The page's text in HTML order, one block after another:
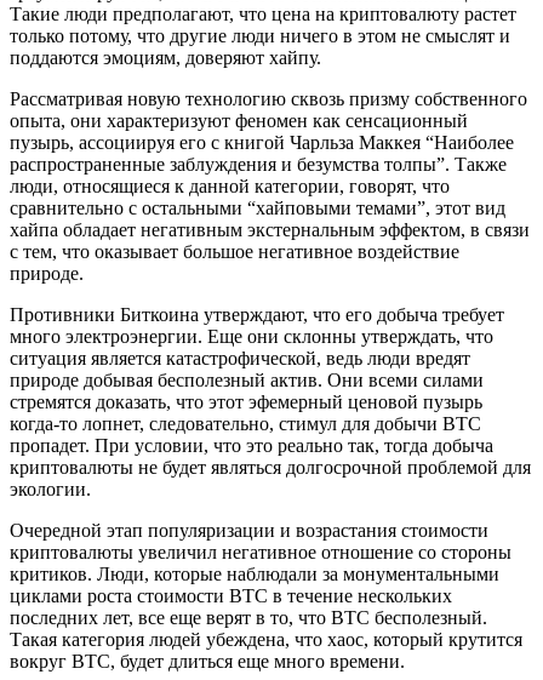
Такие люди предполагают, что цена на криптовалюту растет
только потому, что другие люди ничего в этом не смыслят и
поддаются эмоциям, доверяют хайпу.
Рассматривая новую технологию сквозь призму собственного
опыта, они характеризуют феномен как сенсационный
пузырь, ассоциируя его с книгой Чарльза Маккея “Наиболее
распространенные заблуждения и безумства толпы”. Также
люди, относящиеся к данной категории, говорят, что
сравнительно с остальными “хайповыми темами”, этот вид
хайпа обладает негативным экстернальным эффектом, в связи
с тем, что оказывает большое негативное воздействие
природе.
Противники Биткоина утверждают, что его добыча требует
много электроэнергии. Еще они склонны утверждать, что
ситуация является катастрофической, ведь люди вредят
природе добывая бесполезный актив. Они всеми силами
стремятся доказать, что этот эфемерный ценовой пузырь
когда-то лопнет, следовательно, стимул для добычи ВТС
пропадет. При условии, что это реально так, тогда добыча
криптовалюты не будет являться долгосрочной проблемой для
экологии.
Очередной этап популяризации и возрастания стоимости
криптовалюты увеличил негативное отношение со стороны
критиков. Люди, которые наблюдали за монументальными
циклами роста стоимости ВТС в течение нескольких
последних лет, все еще верят в то, что ВТС бесполезный.
Такая категория людей убеждена, что хаос, который крутится
вокруг ВТС, будет длиться еще много времени.